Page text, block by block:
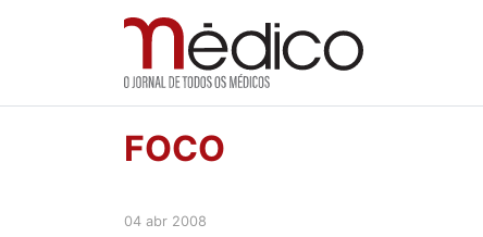
Jornal Médico
Médico – O Jornal de Todos os Médicos. Onde
FOCO
04 abr 2008